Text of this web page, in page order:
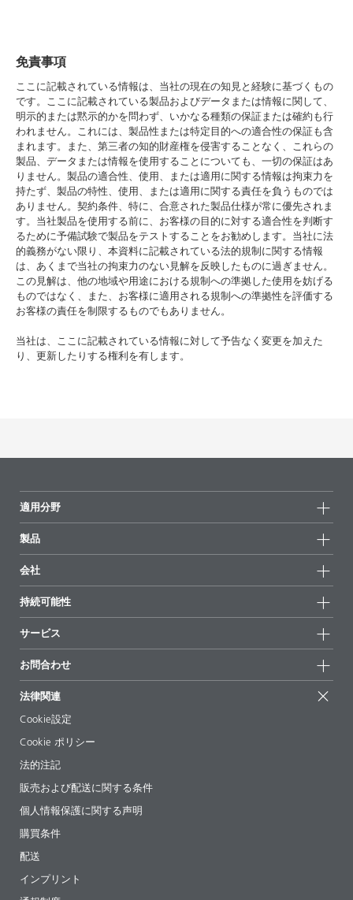
免責事項
ここに記載されている情報は、当社の現在の知見と経験に基づくもの
です。ここに記載されている製品およびデータまたは情報に関して、
明示的または黙示的かを問わず、いかなる種類の保証または確約も行
われません。これには、製品性または特定目的への適合性の保証も含
まれます。また、第三者の知的財産権を侵害することなく、これらの
製品、データまたは情報を使用することについても、一切の保証はあ
りません。製品の適合性、使用、または適用に関する情報は拘束力を
持たず、製品の特性、使用、または適用に関する責任を負うものでは
ありません。契約条件、特に、合意された製品仕様が常に優先されま
す。当社製品を使用する前に、お客様の目的に対する適合性を判断す
るために予備試験で製品をテストすることをお勧めします。当社に法
的義務がない限り、本資料に記載されている法的規制に関する情報
は、あくまで当社の拘束力のない見解を反映したものに過ぎません。
この見解は、他の地域や用途における規制への準拠した使用を妨げる
ものではなく、また、お客様に適用される規制への準拠性を評価する
お客様の責任を制限するものでもありません。
当社は、ここに記載されている情報に対して予告なく変更を加えた
り、更新したりする権利を有します。
適用分野
製品
全製品
ハイライト
会社
ニュース
拠点と販売代理店
展示会 & イベント
経営陣
持続可能性
持続可能な製品
サクセスストーリー
EcoVadis
証明書
サービス
配合の出発点
論文記事
ebooks(電子書籍)
法令情報
添加剤ガイドアプリ
ビデオ
ダウンロード
お問合わせ
法律関連
Cookie設定
Cookie ポリシー
法的注記
販売および配送に関する条件
個人情報保護に関する声明
購買条件
配送
インプリント